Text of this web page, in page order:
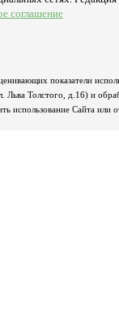
соглашение
показатели
Льва Толстого, д.16) и
использование Сайта или